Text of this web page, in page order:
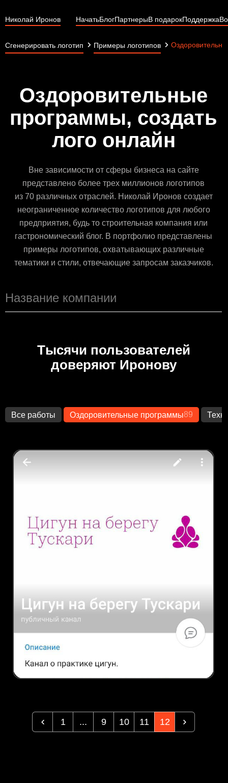
Николай Иронов НачатьБлогПартнерыВ подарокПоддержка
Сгенерировать логотип Примеры логотипов
Оздоровительные
программы, создать
лого онлайн
Вне зависимости от сферы бизнеса на сайте
представлено более трех миллионов логотипов
из 70 различных отраслей. Николай Иронов создает
неограниченное количество логотипов для любого
предприятия, будь то строительная компания или
гастрономический блог. В портфолио представлены
примеры логотипов, охватывающих различные
тематики и стили, отвечающие запросам заказчиков.
Тысячи пользователей
доверяют Иронову
Все работы Оздоровительные программы89
1 ... 9 10 11 12